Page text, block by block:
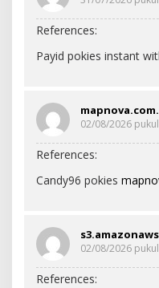
References:
Payid pokies instant
02/08/2026
References:
Candy96 pokies
02/08/2026
References: